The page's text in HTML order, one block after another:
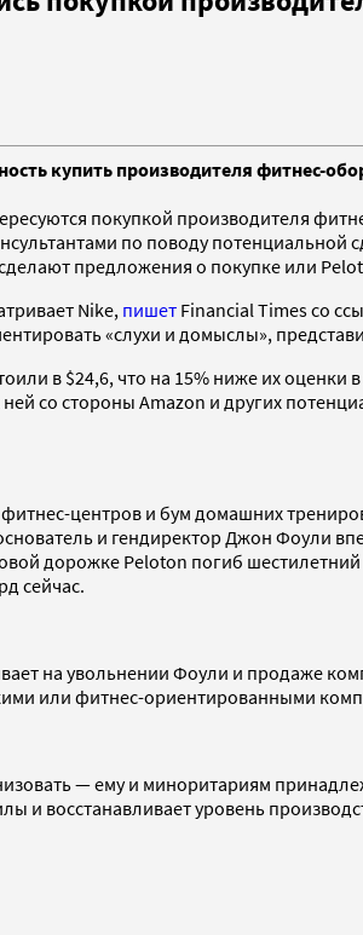
купить производителя фитнес-
покупкой производителя
по поводу
предложения о покупке или
Nike, пишет Financial Times со
«слухи и домыслы»,
в $24,6, что на 15% ниже их оценки
со стороны Amazon и других
центров и бум домашних
и гендиректор Джон Фоули
дорожке Peloton погиб
сейчас.
на увольнении Фоули и продаже
или фитнес-ориентированными
— ему и миноритариям
и восстанавливает уровень